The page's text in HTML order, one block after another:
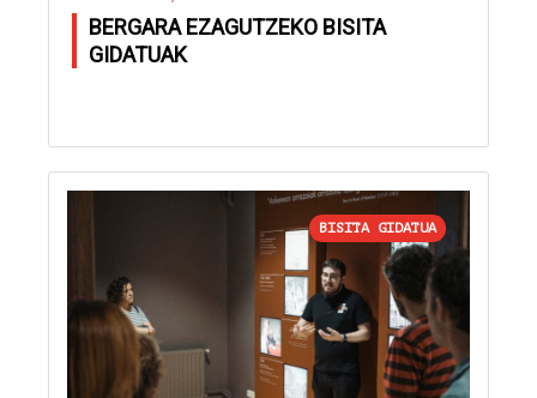
BERGARA EZAGUTZEKO BISITA
GIDATUAK
BISITA GIDATUA